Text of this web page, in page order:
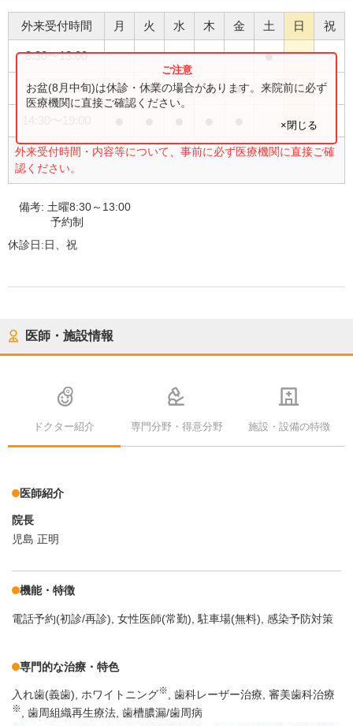
外来受付時間 月 火 水 木 金 土 日 祝
8:30〜13:00 ●
9:00〜12:30 ● ● ● ● ●
外来受付時間・内容等について、事前に必ず医療機関に直接ご確
認ください。
お盆(8月中旬)は休診・休業の場合があります。来院前に必ず
医療機関に直接ご確認ください。
×閉じる
備考: 土曜8:30～13:00
予約制
休診日:日、祝
医師・施設情報
ドクター紹介 専門分野・得意分野 施設・設備の特徴
医師紹介
院長
児島 正明
機能・特徴
電話予約(初診/再診) 女性医師(常勤) 駐車場(無料) 感染予防対策
専門的な治療・特色
入れ歯(義歯) ホワイトニング※ 歯科レーザー治療 審美歯科治療
※ 歯周組織再生療法 歯槽膿漏/歯周病